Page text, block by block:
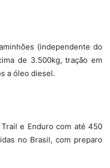
(independente do
de 3.500kg, tração em
a óleo diesel.
e Enduro com até 450
no Brasil, com preparo